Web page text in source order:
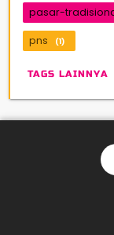
pasar-
pns (1)
TAGS LAINNYA